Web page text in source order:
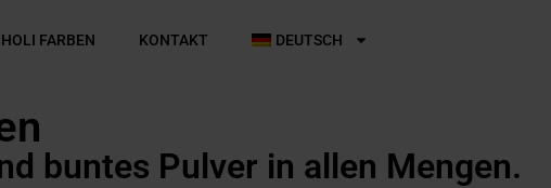
FARBEN KONTAKT DEUTSCH
buntes Pulver in allen Mengen.